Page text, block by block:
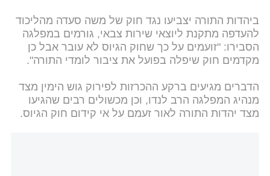
ביהדות התורה יצביעו נגד חוק של משה סעדה מהליכוד
להעדפה מתקנת ליוצאי שירות צבאי, גורמים במפלגה
הסבירו: "זועמים על כך שחוק הגיוס לא עובר אבל כן
מקדמים חוק שיפלה בפועל את ציבור לומדי התורה".
הדברים מגיעים ברקע ההכרזות לפירוק גוש הימין מצד
מנהיג המפלגה הרב לנדו, וכן מכשולים רבים שהגיעו
מצד יהדות התורה לאור זעמם על אי קידום חוק הגיוס.